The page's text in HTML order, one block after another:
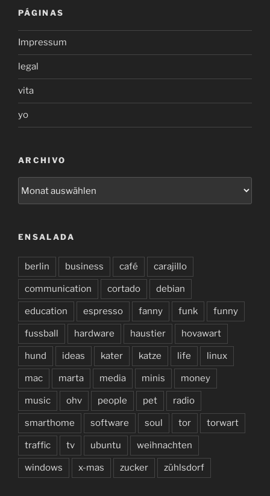
PÁGINAS
Impressum
legal
vita
yo
ARCHIVO
ENSALADA
berlin business café carajillo
communication cortado debian
education espresso fanny funk funny
fussball hardware haustier hovawart
hund ideas kater katze life linux
mac marta media minis money
music ohv people pet radio
smarthome software soul tor torwart
traffic tv ubuntu weihnachten
windows x-mas zucker zühlsdorf